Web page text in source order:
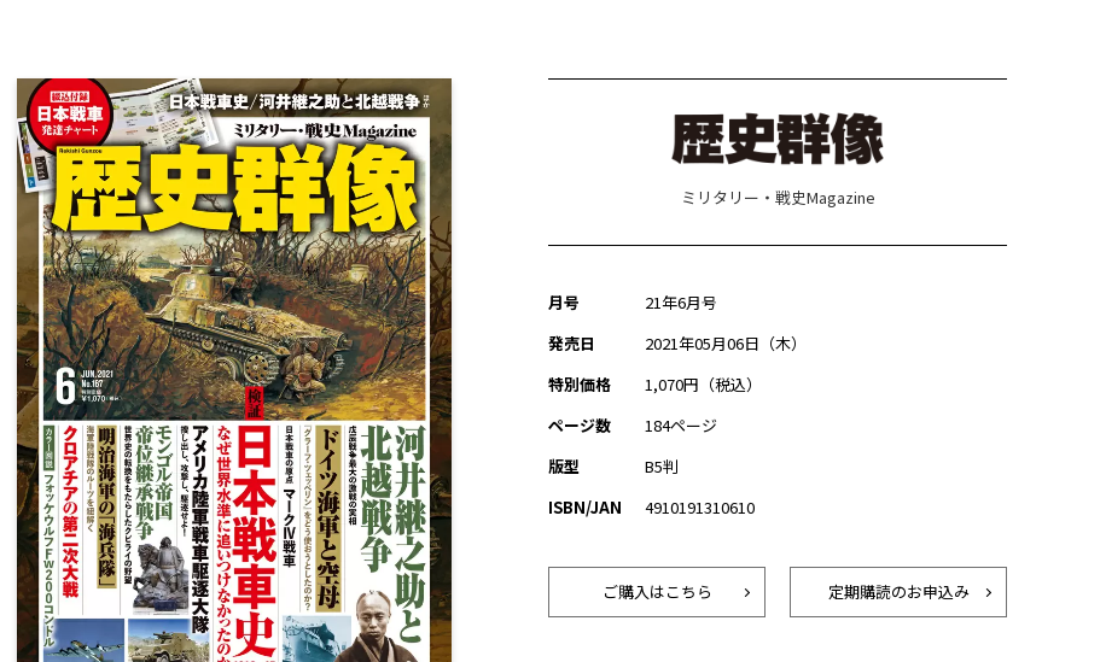
ミリタリー・戦史Magazine
月号
21年6月号
発売日
2021年05月06日（木）
特別価格
1,070円（税込）
ページ数
184ページ
版型
B5判
ISBN/JAN
4910191310610
ご購入はこちら 定期購読のお申込み